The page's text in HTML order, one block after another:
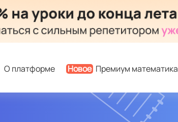
О платформе Новое Премиум математика